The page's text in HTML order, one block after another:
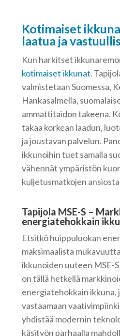
Kotimaiset
laatua ja
Kun harkitset
kotimaiset ikkunat.
valmistetaan Suomessa,
Hankasalmella,
ammattitaidon takeena.
takaa korkean laadun,
ja joustavan palvelun.
ikkunoihin tuet samalla
vähennät ympäristön
kuljetusmatkojen
Tapijola MSE-S –
energiatehokkain
Etsitkö huippuluokan
maksimaalista
ikkunoiden uuteen MSE-
on tällä hetkellä
energiatehokkain ikkuna,
vastaamaan
yhdistää modernin
käsityön parhaalla